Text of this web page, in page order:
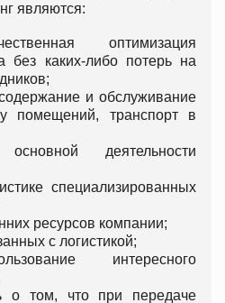
являются:
оптимизация
без каких-либо потерь на
и обслуживание
помещений, транспорт в
деятельности
специализированных
ресурсов компании;
с логистикой;
интересного
о том, что при передаче